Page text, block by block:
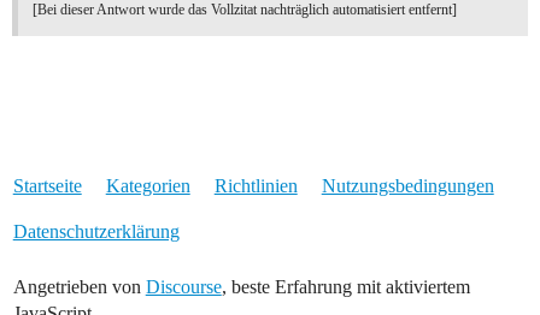
[Bei dieser Antwort wurde das Vollzitat nachträglich automatisiert entfernt]
Startseite Kategorien Richtlinien Nutzungsbedingungen
Datenschutzerklärung
Angetrieben von Discourse, beste Erfahrung mit aktiviertem